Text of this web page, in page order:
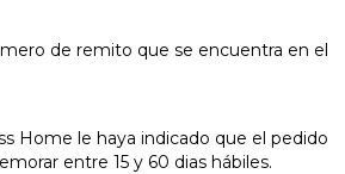
de remito que se encuentra en el
Home le haya indicado que el pedido
entre 15 y 60 dias hábiles.